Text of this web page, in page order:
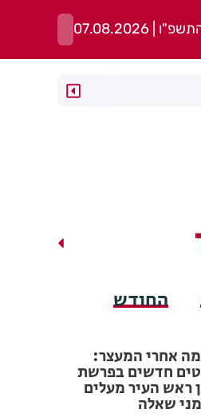
07.08.2026
החודש
אחרי המעצר:
חדשים בפרשת
ראש העיר מעלים
שאלה